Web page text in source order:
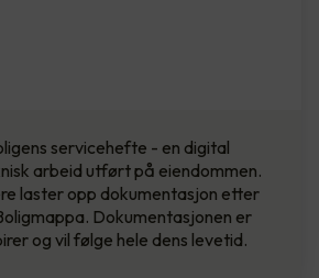
servicehefte - en digital
arbeid utført på eiendommen.
laster opp dokumentasjon etter
Dokumentasjonen er
og vil følge hele dens levetid.